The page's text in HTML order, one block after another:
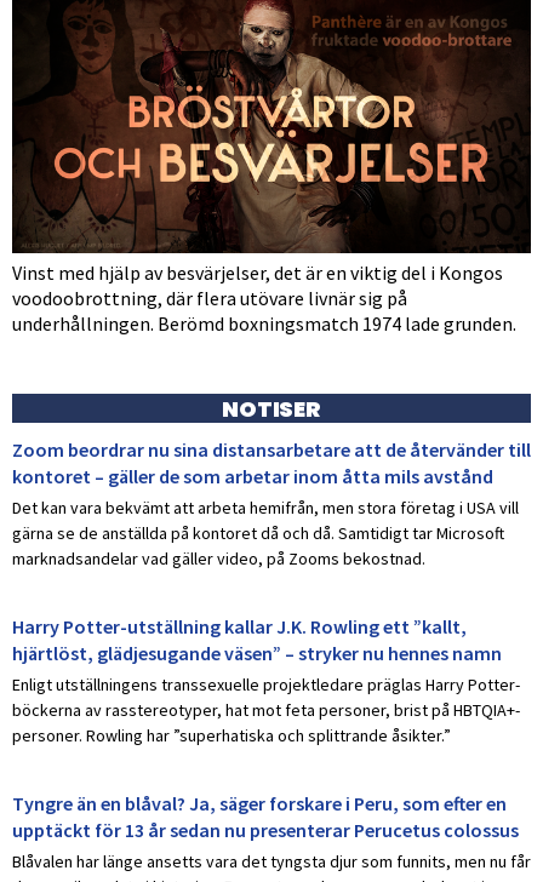
Vinst med hjälp av besvärjelser, det är en viktig del i Kongos
voodoobrottning, där flera utövare livnär sig på
underhållningen. Berömd boxningsmatch 1974 lade grunden.
NOTISER
Zoom beordrar nu sina distansarbetare att de återvänder till
kontoret – gäller de som arbetar inom åtta mils avstånd
Det kan vara bekvämt att arbeta hemifrån, men stora företag i USA vill
gärna se de anställda på kontoret då och då. Samtidigt tar Microsoft
marknadsandelar vad gäller video, på Zooms bekostnad.
Harry Potter-utställning kallar J.K. Rowling ett ”kallt,
hjärtlöst, glädjesugande väsen” – stryker nu hennes namn
Enligt utställningens transsexuelle projektledare präglas Harry Potter-
böckerna av rasstereotyper, hat mot feta personer, brist på HBTQIA+-
personer. Rowling har ”superhatiska och splittrande åsikter.”
Tyngre än en blåval? Ja, säger forskare i Peru, som efter en
upptäckt för 13 år sedan nu presenterar Perucetus colossus
Blåvalen har länge ansetts vara det tyngsta djur som funnits, men nu får